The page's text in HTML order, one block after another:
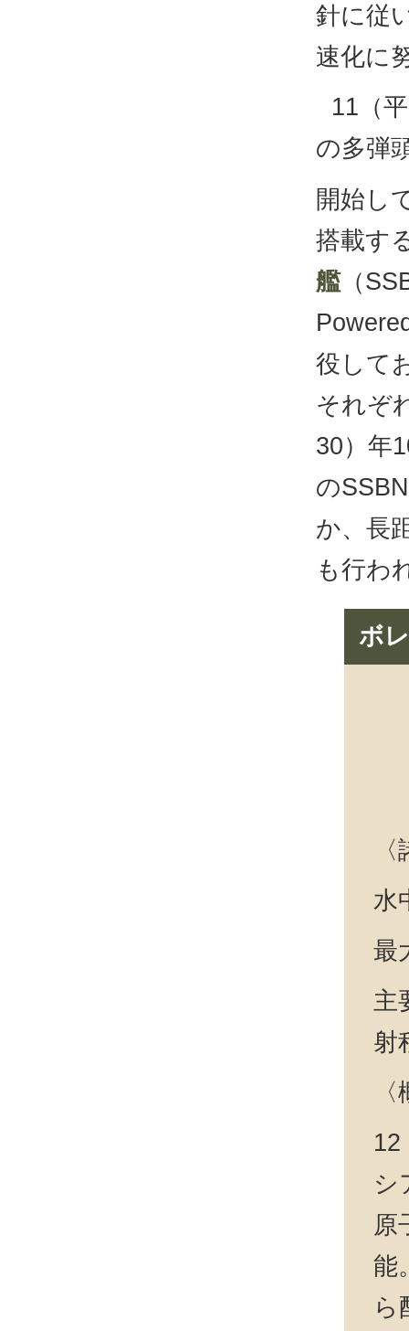
針に従
速化に
11（
の多弾
開始し
搭載す
艦（
役して
それぞ
30）年
の
か、長
も行わ
ボ
水
最
主
射
12
シ
原
能
ら